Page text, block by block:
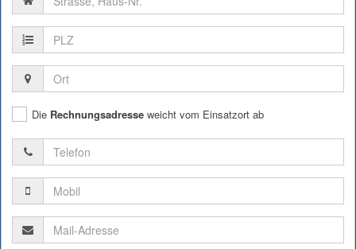
Die Rechnungsadresse weicht vom Einsatzort ab